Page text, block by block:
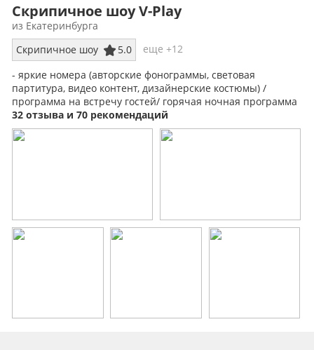
Скрипичное шоу V-Play
из Екатеринбурга
Скрипичное шоу
5.0
еще +12
- яркие номера (авторские фонограммы, световая
партитура, видео контент, дизайнерские костюмы) /
программа на встречу гостей/ горячая ночная программа
32 отзыва и 70 рекомендаций